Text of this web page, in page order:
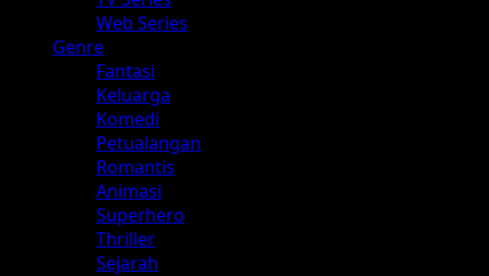
Web Series
Genre
Fantasi
Keluarga
Komedi
Petualangan
Romantis
Animasi
Superhero
Thriller
Sejarah